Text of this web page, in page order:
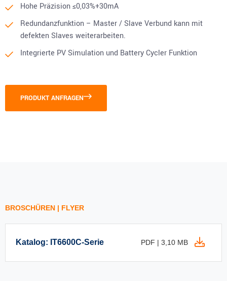
Hohe Präzision ≤0,03%+30mA
Redundanzfunktion – Master / Slave Verbund kann mit
defekten Slaves weiterarbeiten.
Integrierte PV Simulation und Battery Cycler Funktion
PRODUKT ANFRAGEN
BROSCHÜREN | FLYER
Katalog: IT6600C-Serie PDF | 3,10 MB